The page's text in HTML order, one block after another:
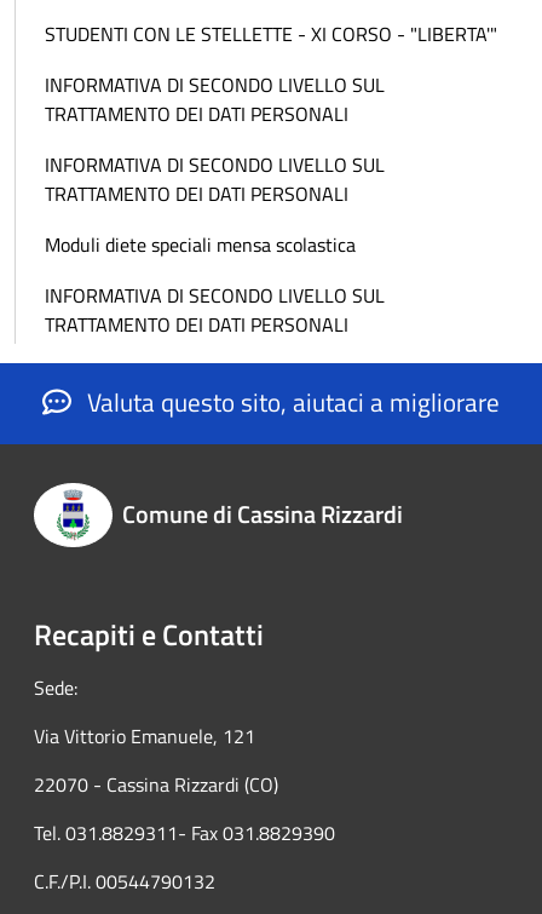
STUDENTI CON LE STELLETTE - XI CORSO - "LIBERTA'"
INFORMATIVA DI SECONDO LIVELLO SUL
TRATTAMENTO DEI DATI PERSONALI
INFORMATIVA DI SECONDO LIVELLO SUL
TRATTAMENTO DEI DATI PERSONALI
Moduli diete speciali mensa scolastica
INFORMATIVA DI SECONDO LIVELLO SUL
TRATTAMENTO DEI DATI PERSONALI
Valuta questo sito, aiutaci a migliorare
Comune di Cassina Rizzardi
Recapiti e Contatti
Sede:
Via Vittorio Emanuele, 121
22070 - Cassina Rizzardi (CO)
Tel. 031.8829311- Fax 031.8829390
C.F./P.I. 00544790132